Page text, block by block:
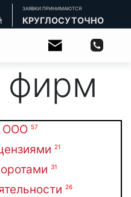
ЗАЯВКИ ПРИНИМАЮТСЯ
КРУГЛОСУТОЧНО
фирм
ООО 57
21
31
26